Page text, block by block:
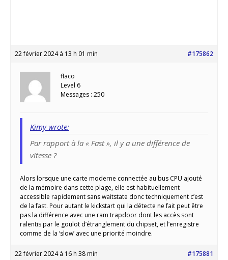
22 février 2024 à 13 h 01 min #175862
flaco
Level 6
Messages : 250
Kimy wrote:
Par rapport à la « Fast », il y a une différence de
vitesse ?
Alors lorsque une carte moderne connectée au bus CPU ajouté
de la mémoire dans cette plage, elle est habituellement
accessible rapidement sans waitstate donc techniquement c’est
de la fast. Pour autant le kickstart qui la détecte ne fait peut être
pas la différence avec une ram trapdoor dont les accès sont
ralentis par le goulot d’étranglement du chipset, et l’enregistre
comme de la ‘slow’ avec une priorité moindre.
22 février 2024 à 16 h 38 min #175881